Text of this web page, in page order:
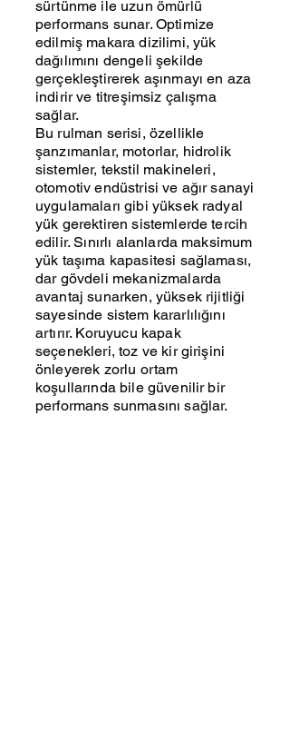
sürtünme ile uzun ömürlü
performans sunar. Optimize
edilmiş makara dizilimi, yük
dağılımını dengeli şekilde
gerçekleştirerek aşınmayı en aza
indirir ve titreşimsiz çalışma
sağlar.
Bu rulman serisi, özellikle
şanzımanlar, motorlar, hidrolik
sistemler, tekstil makineleri,
otomotiv endüstrisi ve ağır sanayi
uygulamaları gibi yüksek radyal
yük gerektiren sistemlerde tercih
edilir. Sınırlı alanlarda maksimum
yük taşıma kapasitesi sağlaması,
dar gövdeli mekanizmalarda
avantaj sunarken, yüksek rijitliği
sayesinde sistem kararlılığını
artırır. Koruyucu kapak
seçenekleri, toz ve kir girişini
önleyerek zorlu ortam
koşullarında bile güvenilir bir
performans sunmasını sağlar.